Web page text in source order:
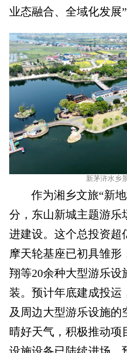
业态融合、全域化发展
新茅浒水乡
作为湘乡文旅“新
分，东山新城主题游乐
进建设。这个总投资超
摩天轮基座已初具雏形
翔等20余种大型游乐设
装。预计年底建成投运
及周边大型游乐设施的
晴好天气，积极推动项